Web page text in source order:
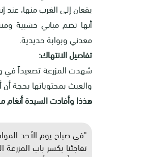
يقعان إلى الغرب منها، عند
أنها تضم مباني خشبية
معدني وبوابة حديدية.
تفاصيل الانتهاك:
شهدت المزرعة تصعيداً في
والعبث بمحتوياتها بحجة
هذذا وأفادت السيدة أنغام
"